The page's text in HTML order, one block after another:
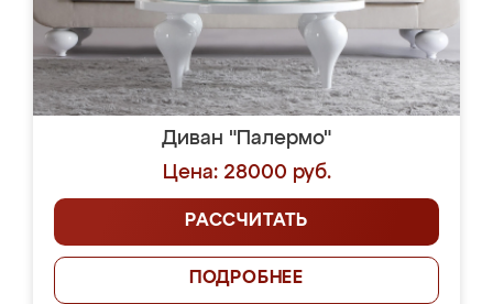
Диван "Палермо"
Цена: 28000 руб.
РАССЧИТАТЬ
ПОДРОБНЕЕ